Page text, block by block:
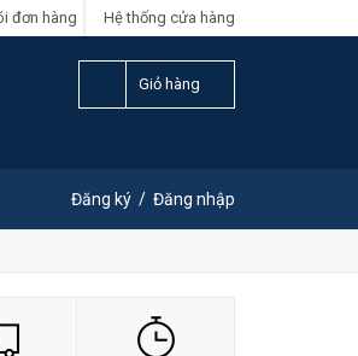
Hệ thống cửa hàng
đơn hàng
Giỏ hàng
Đăng ký / Đăng nhập
HỆ ĐẶT HÀNG